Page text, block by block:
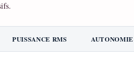
PUISSANCE RMS AUTONOMIE